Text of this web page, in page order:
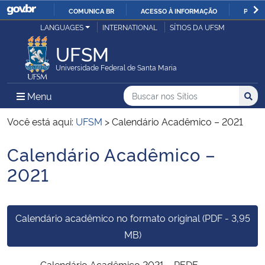
IR
COMUNICA BR ACESSO À INFORMAÇÃO
Ministério da Justiça e Segurança Pública
Ministério da Defesa
Ministério das Relações Exteriores
Ministério da Economia
Ministério da Infraestrutura
Ministério da Educação
LANGUAGES INTERNATIONAL SÍTIOS DA UFSM
UFSM
Universidade Federal de Santa Maria
Menu Menu Principal do Sítio
Busca
Buscar no nos Sítios
Busca:
Você está aqui: UFSM >Calendário Acadêmico – 2021
Início do conteúdo
Calendário Acadêmico –
2021
Calendário acadêmico no formato original (PDF - 3,95
MB)